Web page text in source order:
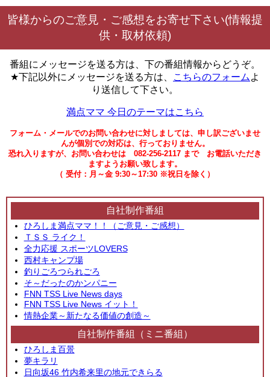
皆様からのご意見・ご感想をお寄せ下さい(情報提
供・取材依頼)
番組にメッセージを送る方は、下の番組情報からどうぞ。
★下記以外にメッセージを送る方は、
こちらのフォーム よ
り送信して下さい。
満点ママ 今日のテーマはこちら
フォーム・メールでのお問い合わせに対しましては、申し訳ございませ
んが個別での対応は、行っておりません。
恐れ入りますが、お問い合わせは 082-256-2117 まで お電話いただき
ますようお願い致します。
（ 受付：月～金 9:30～17:30 ※祝日を除く）
自社制作番組
ひろしま満点ママ！！（ご意見・ご感想）
ＴＳＳ ライク！
全力応援 スポーツLOVERS
西村キャンプ場
釣りごろつられごろ
そ～だったのかンパニー
FNN TSS Live News days
FNN TSS Live News イット！
情熱企業～新たなる価値の創造～
自社制作番組（ミニ番組）
ひろしま百景
夢キラリ
日向坂46 竹内希来里の地元できらる